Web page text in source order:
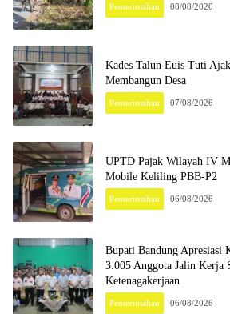
Pemerintahan 08/08/2026
Kades Talun Euis Tuti
Membangun Desa
Pemerintahan 07/08/2026
UPTD Pajak Wilayah IV
Mobile Keliling PBB-P2
Pemerintahan 06/08/2026
Bupati Bandung Apresiasi
3.005 Anggota Jalin Kerja
Ketenagakerjaan
Pemerintahan 06/08/2026